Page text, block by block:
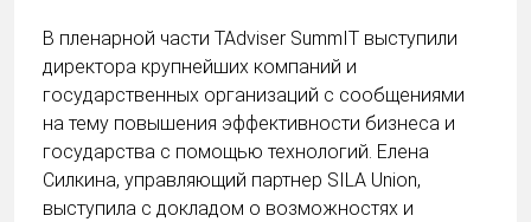
В пленарной части TAdviser SummIT выступили
директора крупнейших компаний и
государственных организаций с сообщениями
на тему повышения эффективности бизнеса и
государства с помощью технологий. Елена
Силкина, управляющий партнер SILA Union,
выступила с докладом о возможностях и